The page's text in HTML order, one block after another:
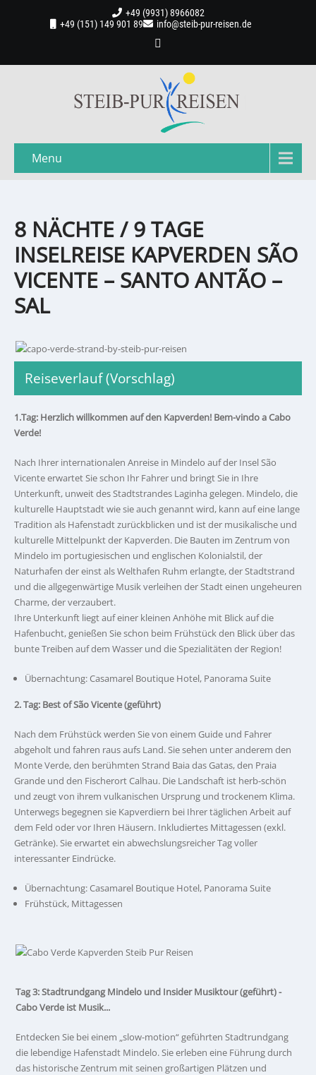
+49 (9931) 8966082
+49 (151) 149 901 89
info@steib-pur-reisen.de
Menu
8 NÄCHTE / 9 TAGE
INSELREISE KAPVERDEN SÃO
VICENTE – SANTO ANTÃO –
SAL
Reiseverlauf (Vorschlag)
1.Tag: Herzlich willkommen auf den Kapverden! Bem-vindo a Cabo
Verde!
Nach Ihrer internationalen Anreise in Mindelo auf der Insel São
Vicente erwartet Sie schon Ihr Fahrer und bringt Sie in Ihre
Unterkunft, unweit des Stadtstrandes Laginha gelegen. Mindelo, die
kulturelle Hauptstadt wie sie auch genannt wird, kann auf eine lange
Tradition als Hafenstadt zurückblicken und ist der musikalische und
kulturelle Mittelpunkt der Kapverden. Die Bauten im Zentrum von
Mindelo im portugiesischen und englischen Kolonialstil, der
Naturhafen der einst als Welthafen Ruhm erlangte, der Stadtstrand
und die allgegenwärtige Musik verleihen der Stadt einen ungeheuren
Charme, der verzaubert.
Ihre Unterkunft liegt auf einer kleinen Anhöhe mit Blick auf die
Hafenbucht, genießen Sie schon beim Frühstück den Blick über das
bunte Treiben auf dem Wasser und die Spezialitäten der Region!
Übernachtung: Casamarel Boutique Hotel, Panorama Suite
2. Tag: Best of São Vicente (geführt)
Nach dem Frühstück werden Sie von einem Guide und Fahrer
abgeholt und fahren raus aufs Land. Sie sehen unter anderem den
Monte Verde, den berühmten Strand Baia das Gatas, den Praia
Grande und den Fischerort Calhau. Die Landschaft ist herb-schön
und zeugt von ihrem vulkanischen Ursprung und trockenem Klima.
Unterwegs begegnen sie Kapverdiern bei Ihrer täglichen Arbeit auf
dem Feld oder vor Ihren Häusern. Inkludiertes Mittagessen (exkl.
Getränke). Sie erwartet ein abwechslungsreicher Tag voller
interessanter Eindrücke.
Übernachtung: Casamarel Boutique Hotel, Panorama Suite
Frühstück, Mittagessen
Tag 3: Stadtrundgang Mindelo und Insider Musiktour (geführt) -
Cabo Verde ist Musik...
Entdecken Sie bei einem „slow-motion“ geführten Stadtrundgang
die lebendige Hafenstadt Mindelo. Sie erleben eine Führung durch
das historische Zentrum mit seinen großartigen Plätzen und